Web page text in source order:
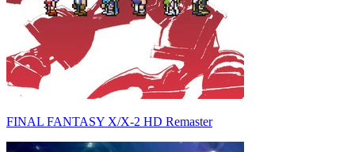
FINAL FANTASY X/X-2 HD Remaster